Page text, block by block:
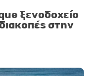
ξενοδοχείο
στην